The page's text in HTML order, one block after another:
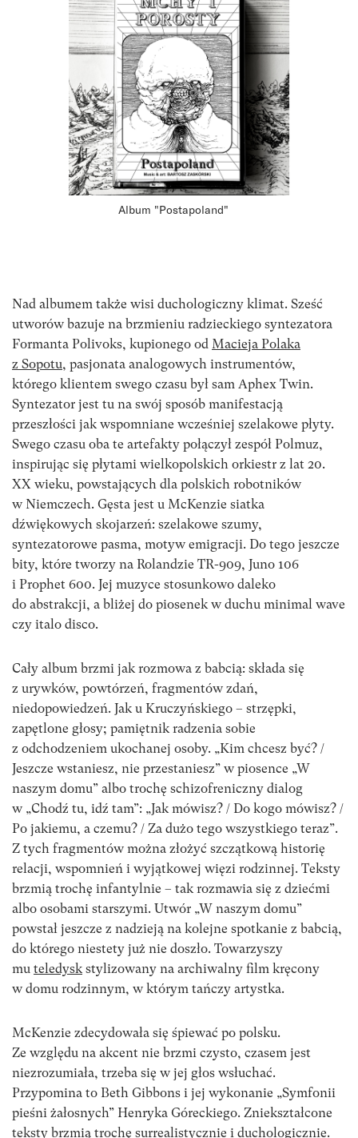
Album "Postapoland"
Nad albumem także wisi duchologiczny klimat. Sześć
utworów bazuje na brzmieniu radzieckiego syntezatora
Formanta Polivoks, kupionego od Macieja Polaka
z Sopotu, pasjonata analogowych instrumentów,
którego klientem swego czasu był sam Aphex Twin.
Syntezator jest tu na swój sposób manifestacją
przeszłości jak wspomniane wcześniej szelakowe płyty.
Swego czasu oba te artefakty połączył zespół Polmuz,
inspirując się płytami wielkopolskich orkiestr z lat 20.
XX wieku, powstających dla polskich robotników
w Niemczech. Gęsta jest u McKenzie siatka
dźwiękowych skojarzeń: szelakowe szumy,
syntezatorowe pasma, motyw emigracji. Do tego jeszcze
bity, które tworzy na Rolandzie TR-909, Juno 106
i Prophet 600. Jej muzyce stosunkowo daleko
do abstrakcji, a bliżej do piosenek w duchu minimal wave
czy italo disco.
Cały album brzmi jak rozmowa z babcią: składa się
z urywków, powtórzeń, fragmentów zdań,
niedopowiedzeń. Jak u Kruczyńskiego – strzępki,
zapętlone głosy; pamiętnik radzenia sobie
z odchodzeniem ukochanej osoby. „Kim chcesz być? /
Jeszcze wstaniesz, nie przestaniesz” w piosence „W
naszym domu” albo trochę schizofreniczny dialog
w „Chodź tu, idź tam”: „Jak mówisz? / Do kogo mówisz? /
Po jakiemu, a czemu? / Za dużo tego wszystkiego teraz”.
Z tych fragmentów można złożyć szczątkową historię
relacji, wspomnień i wyjątkowej więzi rodzinnej. Teksty
brzmią trochę infantylnie – tak rozmawia się z dziećmi
albo osobami starszymi. Utwór „W naszym domu”
powstał jeszcze z nadzieją na kolejne spotkanie z babcią,
do którego niestety już nie doszło. Towarzyszy
mu teledysk stylizowany na archiwalny film kręcony
w domu rodzinnym, w którym tańczy artystka.
McKenzie zdecydowała się śpiewać po polsku.
Ze względu na akcent nie brzmi czysto, czasem jest
niezrozumiała, trzeba się w jej głos wsłuchać.
Przypomina to Beth Gibbons i jej wykonanie „Symfonii
pieśni żałosnych” Henryka Góreckiego. Zniekształcone
teksty brzmią trochę surrealistycznie i duchologicznie.